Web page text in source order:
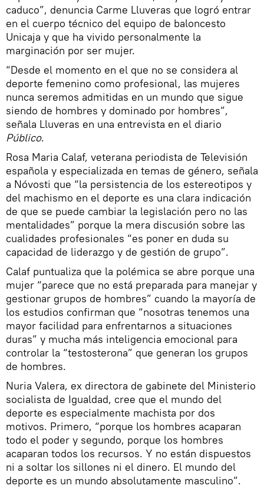
caduco”, denuncia Carme Lluveras que logró entrar
en el cuerpo técnico del equipo de baloncesto
Unicaja y que ha vivido personalmente la
marginación por ser mujer.
“Desde el momento en el que no se considera al
deporte femenino como profesional, las mujeres
nunca seremos admitidas en un mundo que sigue
siendo de hombres y dominado por hombres”,
señala Lluveras en una entrevista en el diario
Público.
Rosa Maria Calaf, veterana periodista de Televisión
española y especializada en temas de género, señala
a Nóvosti que “la persistencia de los estereotipos y
del machismo en el deporte es una clara indicación
de que se puede cambiar la legislación pero no las
mentalidades” porque la mera discusión sobre las
cualidades profesionales “es poner en duda su
capacidad de liderazgo y de gestión de grupo”.
Calaf puntualiza que la polémica se abre porque una
mujer “parece que no está preparada para manejar y
gestionar grupos de hombres” cuando la mayoría de
los estudios confirman que “nosotras tenemos una
mayor facilidad para enfrentarnos a situaciones
duras” y mucha más inteligencia emocional para
controlar la “testosterona” que generan los grupos
de hombres.
Nuria Valera, ex directora de gabinete del Ministerio
socialista de Igualdad, cree que el mundo del
deporte es especialmente machista por dos
motivos. Primero, “porque los hombres acaparan
todo el poder y segundo, porque los hombres
acaparan todos los recursos. Y no están dispuestos
ni a soltar los sillones ni el dinero. El mundo del
deporte es un mundo absolutamente masculino”.